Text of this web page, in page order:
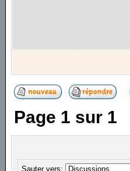
Page 1 sur 1
Sauter vers: